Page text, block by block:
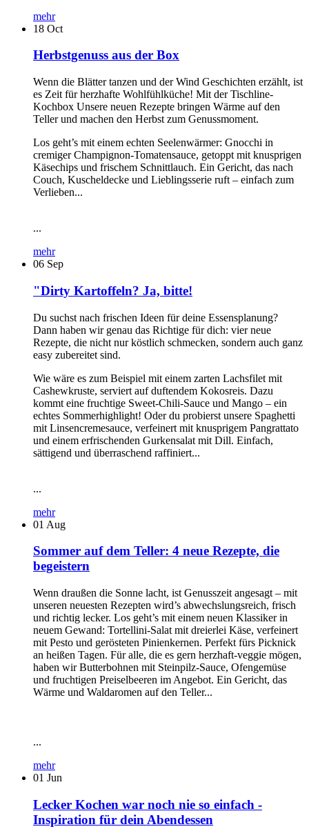
mehr
18 Oct
Herbstgenuss aus der Box
Wenn die Blätter tanzen und der Wind Geschichten erzählt, ist
es Zeit für herzhafte Wohlfühlküche! Mit der Tischline-
Kochbox Unsere neuen Rezepte bringen Wärme auf den
Teller und machen den Herbst zum Genussmoment.
Los geht’s mit einem echten Seelenwärmer: Gnocchi in
cremiger Champignon-Tomatensauce, getoppt mit knusprigen
Käsechips und frischem Schnittlauch. Ein Gericht, das nach
Couch, Kuscheldecke und Lieblingsserie ruft – einfach zum
Verlieben...
...
mehr
06 Sep
"Dirty Kartoffeln? Ja, bitte!
Du suchst nach frischen Ideen für deine Essensplanung?
Dann haben wir genau das Richtige für dich: vier neue
Rezepte, die nicht nur köstlich schmecken, sondern auch ganz
easy zubereitet sind.
Wie wäre es zum Beispiel mit einem zarten Lachsfilet mit
Cashewkruste, serviert auf duftendem Kokosreis. Dazu
kommt eine fruchtige Sweet-Chili-Sauce und Mango – ein
echtes Sommerhighlight! Oder du probierst unsere Spaghetti
mit Linsencremesauce, verfeinert mit knusprigem Pangrattato
und einem erfrischenden Gurkensalat mit Dill. Einfach,
sättigend und überraschend raffiniert...
...
mehr
01 Aug
Sommer auf dem Teller: 4 neue Rezepte, die
begeistern
Wenn draußen die Sonne lacht, ist Genusszeit angesagt – mit
unseren neuesten Rezepten wird’s abwechslungsreich, frisch
und richtig lecker. Los geht’s mit einem neuen Klassiker in
neuem Gewand: Tortellini-Salat mit dreierlei Käse, verfeinert
mit Pesto und gerösteten Pinienkernen. Perfekt fürs Picknick
an heißen Tagen. Für alle, die es gern herzhaft-veggie mögen,
haben wir Butterbohnen mit Steinpilz-Sauce, Ofengemüse
und fruchtigen Preiselbeeren im Angebot. Ein Gericht, das
Wärme und Waldaromen auf den Teller...
...
mehr
01 Jun
Lecker Kochen war noch nie so einfach -
Inspiration für dein Abendessen